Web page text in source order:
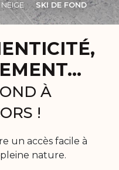
NEIGE SKI DE FOND
À
!
un accès facile à
nature.